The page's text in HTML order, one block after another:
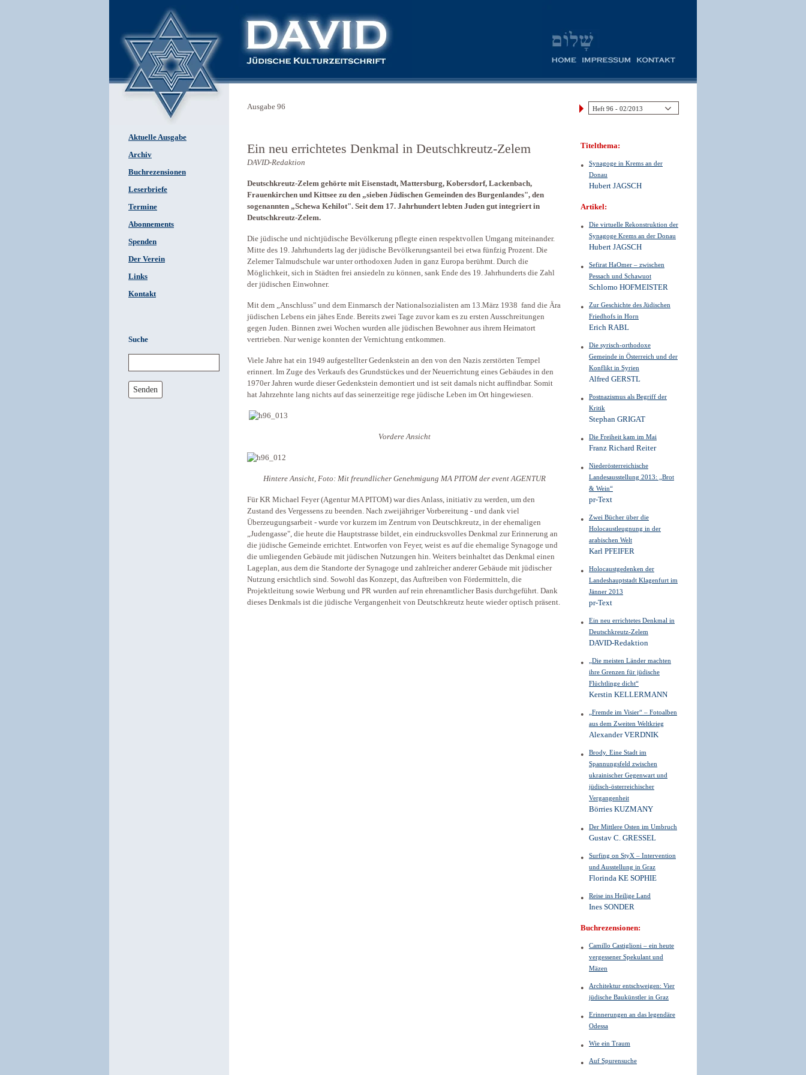
Aktuelle Ausgabe
Archiv
Buchrezensionen
Leserbriefe
Termine
Abonnements
Spenden
Der Verein
Links
Kontakt
Suche
Senden
Ausgabe 96
Ein neu errichtetes Denkmal in Deutschkreutz-Zelem
DAVID-Redaktion
Deutschkreutz-Zelem gehörte mit Eisenstadt, Mattersburg, Kobersdorf, Lackenbach,
Frauenkirchen und Kittsee zu den „sieben Jüdischen Gemeinden des Burgenlandes", den
sogenannten „Schewa Kehilot". Seit dem 17. Jahrhundert lebten Juden gut integriert in
Deutschkreutz-Zelem.
Die jüdische und nichtjüdische Bevölkerung pflegte einen respektvollen Umgang miteinander.
Mitte des 19. Jahrhunderts lag der jüdische Bevölkerungsanteil bei etwa fünfzig Prozent. Die
Zelemer Talmudschule war unter orthodoxen Juden in ganz Europa berühmt. Durch die
Möglichkeit, sich in Städten frei ansiedeln zu können, sank Ende des 19. Jahrhunderts die Zahl
der jüdischen Einwohner.
Mit dem „Anschluss" und dem Einmarsch der Nationalsozialisten am 13.März 1938 fand die Ära
jüdischen Lebens ein jähes Ende. Bereits zwei Tage zuvor kam es zu ersten Ausschreitungen
gegen Juden. Binnen zwei Wochen wurden alle jüdischen Bewohner aus ihrem Heimatort
vertrieben. Nur wenige konnten der Vernichtung entkommen.
Viele Jahre hat ein 1949 aufgestellter Gedenkstein an den von den Nazis zerstörten Tempel
erinnert. Im Zuge des Verkaufs des Grundstückes und der Neuerrichtung eines Gebäudes in den
1970er Jahren wurde dieser Gedenkstein demontiert und ist seit damals nicht auffindbar. Somit
hat Jahrzehnte lang nichts auf das seinerzeitige rege jüdische Leben im Ort hingewiesen.
Vordere Ansicht
Hintere Ansicht, Foto: Mit freundlicher Genehmigung MA PITOM der event AGENTUR
Für KR Michael Feyer (Agentur MA PITOM) war dies Anlass, initiativ zu werden, um den
Zustand des Vergessens zu beenden. Nach zweijähriger Vorbereitung - und dank viel
Überzeugungsarbeit - wurde vor kurzem im Zentrum von Deutschkreutz, in der ehemaligen
„Judengasse", die heute die Hauptstrasse bildet, ein eindrucksvolles Denkmal zur Erinnerung an
die jüdische Gemeinde errichtet. Entworfen von Feyer, weist es auf die ehemalige Synagoge und
die umliegenden Gebäude mit jüdischen Nutzungen hin. Weiters beinhaltet das Denkmal einen
Lageplan, aus dem die Standorte der Synagoge und zahlreicher anderer Gebäude mit jüdischer
Nutzung ersichtlich sind. Sowohl das Konzept, das Auftreiben von Fördermitteln, die
Projektleitung sowie Werbung und PR wurden auf rein ehrenamtlicher Basis durchgeführt. Dank
dieses Denkmals ist die jüdische Vergangenheit von Deutschkreutz heute wieder optisch präsent.
Titelthema:
Synagoge in Krems an der
Donau
Hubert JAGSCH
Artikel:
Die virtuelle Rekonstruktion der
Synagoge Krems an der Donau
Hubert JAGSCH
Sefirat HaOmer – zwischen
Pessach und Schawuot
Schlomo HOFMEISTER
Zur Geschichte des Jüdischen
Friedhofs in Horn
Erich RABL
Die syrisch-orthodoxe
Gemeinde in Österreich und der
Konflikt in Syrien
Alfred GERSTL
Postnazismus als Begriff der
Kritik
Stephan GRIGAT
Die Freiheit kam im Mai
Franz Richard Reiter
Niederösterreichische
Landesausstellung 2013: „Brot
& Wein“
pr-Text
Zwei Bücher über die
Holocaustleugnung in der
arabischen Welt
Karl PFEIFER
Holocaustgedenken der
Landeshauptstadt Klagenfurt im
Jänner 2013
pr-Text
Ein neu errichtetes Denkmal in
Deutschkreutz-Zelem
DAVID-Redaktion
„Die meisten Länder machten
ihre Grenzen für jüdische
Flüchtlinge dicht“
Kerstin KELLERMANN
„Fremde im Visier“ – Fotoalben
aus dem Zweiten Weltkrieg
Alexander VERDNIK
Brody. Eine Stadt im
Spannungsfeld zwischen
ukrainischer Gegenwart und
jüdisch-österreichischer
Vergangenheit
Börries KUZMANY
Der Mittlere Osten im Umbruch
Gustav C. GRESSEL
Surfing on StyX – Intervention
und Ausstellung in Graz
Florinda KE SOPHIE
Reise ins Heilige Land
Ines SONDER
Buchrezensionen:
Camillo Castiglioni – ein heute
vergessener Spekulant und
Mäzen
Architektur entschweigen: Vier
jüdische Baukünstler in Graz
Erinnerungen an das legendäre
Odessa
Wie ein Traum
Auf Spurensuche